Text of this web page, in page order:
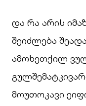
და რა არის
შეიძლება
ამოხეთქილ
მოუთოკავი